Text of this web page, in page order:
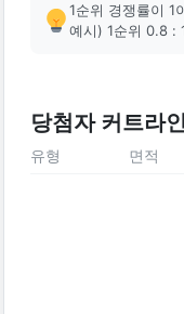
1순위 경쟁률이 1
예시) 1순위 0.8 :
당첨자 커트라인
유형 면적